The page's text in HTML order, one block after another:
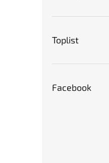
Toplist
Facebook